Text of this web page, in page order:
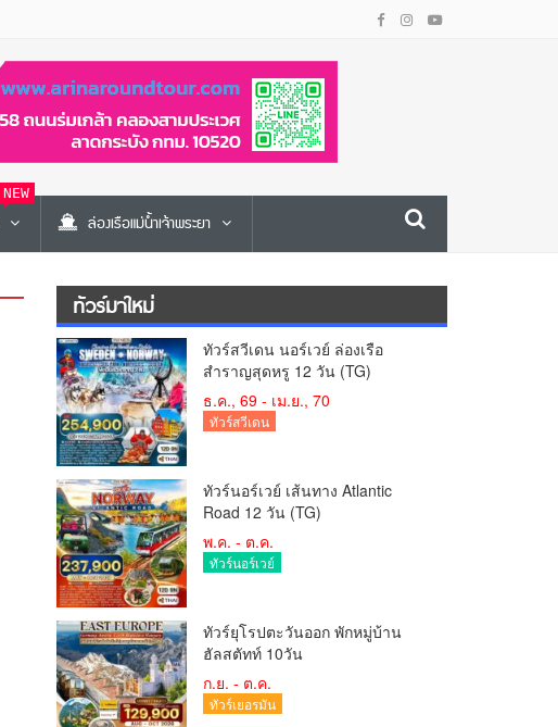
NEW
ล่องเรือแม่น้ำเจ้าพระยา
ทัวร์มาใหม่
ทัวร์สวีเดน นอร์เวย์ ล่องเรือ
สำราญสุดหรู 12 วัน (TG)
ธ.ค., 69 - เม.ย., 70
ทัวร์สวีเดน
ทัวร์นอร์เวย์ เส้นทาง Atlantic
Road 12 วัน (TG)
พ.ค. - ต.ค.
ทัวร์นอร์เวย์
ทัวร์ยุโรปตะวันออก พักหมู่บ้าน
ฮัลสตัทท์ 10วัน
ก.ย. - ต.ค.
ทัวร์เยอรมัน